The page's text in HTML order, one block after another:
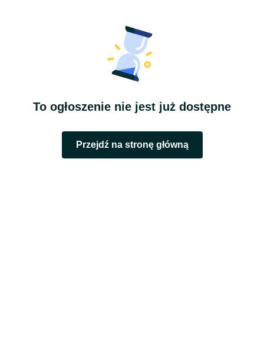
To ogłoszenie nie jest już dostępne
Przejdź na stronę główną